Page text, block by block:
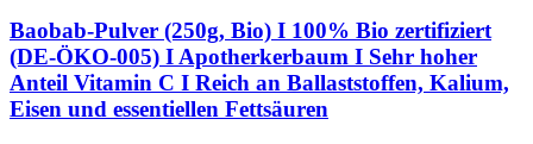
Baobab-Pulver (250g, Bio) I 100% Bio zertifiziert
(DE-ÖKO-005) I Apotherkerbaum I Sehr hoher
Anteil Vitamin C I Reich an Ballaststoffen, Kalium,
Eisen und essentiellen Fettsäuren